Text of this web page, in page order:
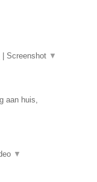
Screenshot ▼
aan huis,
▼